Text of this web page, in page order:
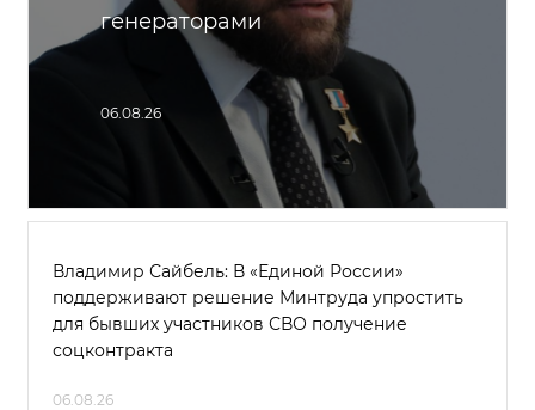
генераторами
06.08.26
Владимир Сайбель: В «Единой России»
поддерживают решение Минтруда упростить
для бывших участников СВО получение
соцконтракта
06.08.26